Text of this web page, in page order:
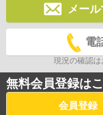
メー
電
現況の確認は
無料会員登録は
会員登録